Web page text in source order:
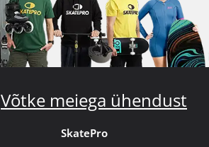
Võtke meiega ühendust
SkatePro